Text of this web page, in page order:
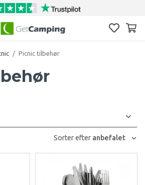
/ Picnic tilbehør
Sorter efter anbefalet